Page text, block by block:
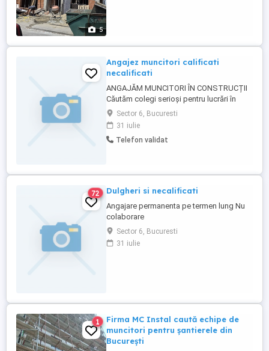
5
Angajez muncitori calificati
necalificati
ANGAJĂM MUNCITORI ÎN CONSTRUCȚII
Căutăm colegi serioși pentru lucrări în
construcții și lucrări la înălțime. Posturi
disponibile: * Muncitori calificați și
necalificați * Dulgheri * Fierari betonisti
Oferim: * Salariu net între 4.500 și 6.000 lei,
Sector 6, Bucuresti
31 iulie
Telefon validat
72 Dulgheri si necalificati
Angajare permanenta pe termen lung Nu
colaborare
Sector 6, Bucuresti
31 iulie
1
Firma MC Instal caută echipe de
muncitori pentru șantierele din
București